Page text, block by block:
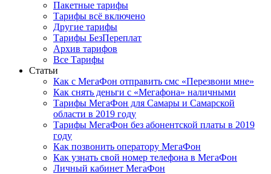
Пакетные тарифы
Тарифы всё включено
Другие тарифы
Тарифы БезПереплат
Архив тарифов
Все Тарифы
Статьи
Как с МегаФон отправить смс «Перезвони мне»
Как снять деньги с «Мегафона» наличными
Тарифы МегаФон для Самары и Самарской
области в 2019 году
Тарифы МегаФон без абонентской платы в 2019
году
Как позвонить оператору МегаФон
Как узнать свой номер телефона в МегаФон
Личный кабинет МегаФон